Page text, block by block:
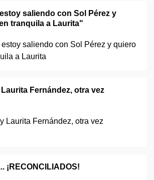
saliendo con Sol Pérez y
tranquila a Laurita"
Fernández, otra vez
¡RECONCILIADOS!